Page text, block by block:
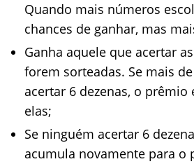
Quando mais números
chances de ganhar, mas
Ganha aquele que acertar
forem sorteadas. Se mais
acertar 6 dezenas, o
elas;
Se ninguém acertar 6
acumula novamente para o